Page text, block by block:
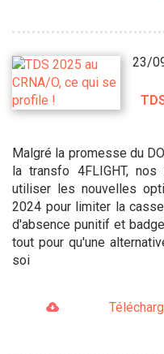
23/
Malgré la promesse du
la transfo 4FLIGHT,
utiliser les nouvelles
2024 pour limiter la
d'absence punitif et
tout pour qu'une
soi